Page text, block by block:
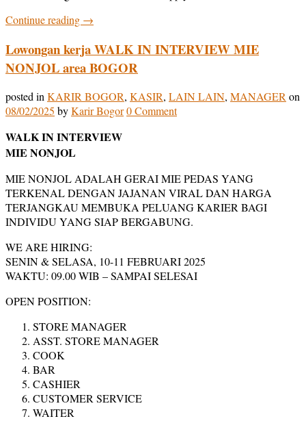
Continue reading →
Lowongan kerja WALK IN INTERVIEW MIE
NONJOL area BOGOR
posted inKARIR BOGOR, KASIR, LAIN LAIN, MANAGERon
08/02/2025 byKarir Bogor0 Comment
WALK IN INTERVIEW
MIE NONJOL
MIE NONJOL ADALAH GERAI MIE PEDAS YANG
TERKENAL DENGAN JAJANAN VIRAL DAN HARGA
TERJANGKAU MEMBUKA PELUANG KARIER BAGI
INDIVIDU YANG SIAP BERGABUNG.
WE ARE HIRING:
SENIN & SELASA, 10-11 FEBRUARI 2025
WAKTU: 09.00 WIB – SAMPAI SELESAI
OPEN POSITION:
STORE MANAGER
ASST. STORE MANAGER
COOK
BAR
CASHIER
CUSTOMER SERVICE
WAITER